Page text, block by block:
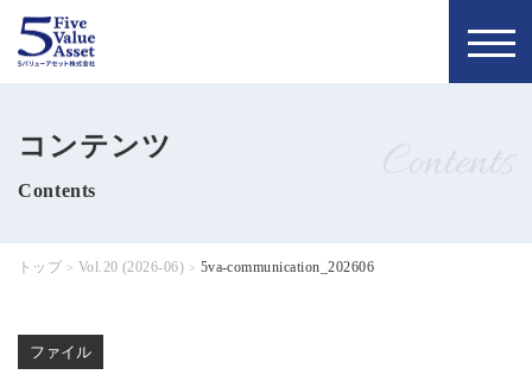
トップページ
私たちの理念
代表について
コンテンツ
Contents
トップ > Vol.20 (2026-06) > 5va-communication_202606
ファイル